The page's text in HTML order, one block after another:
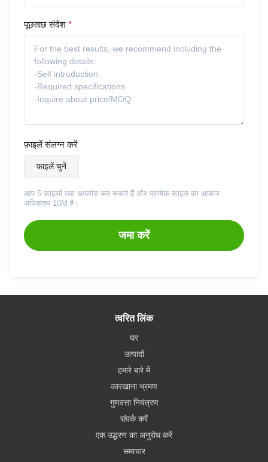
पूछताछ संदेश *
फ़ाइलें संलग्न करें
फ़ाइलें चुनें
आप 5 फ़ाइलों तक अपलोड कर सकते हैं और प्रत्येक फ़ाइल का आकार
अधिकतम 10M है।
जमा करें
त्वरित लिंक
घर
उत्पादों
हमारे बारे में
कारखाना भ्रमण
गुणवत्ता नियंत्रण
संपर्क करें
एक उद्धरण का अनुरोध करें
समाचार